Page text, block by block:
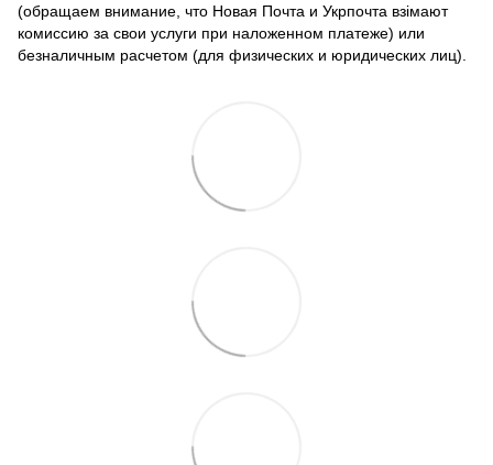
(обращаем внимание, что Новая Почта и Укрпочта взімают
комиссию за свои услуги при наложенном платеже) или
безналичным расчетом (для физических и юридических лиц).